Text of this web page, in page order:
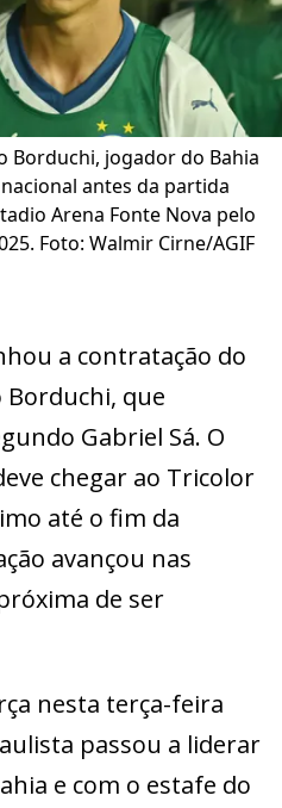
Borduchi, jogador do Bahia
antes da partida
Arena Fonte Nova pelo
Foto: Walmir Cirne/AGIF
a contratação do
que
Gabriel Sá. O
chegar ao Tricolor
até o fim da
avançou nas
de ser
nesta terça-feira
passou a liderar
e com o estafe do